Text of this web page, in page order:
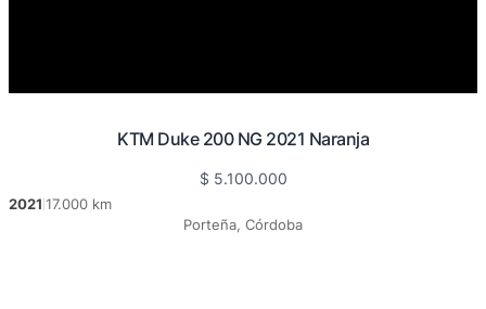
KTM Duke 200 NG 2021 Naranja
$ 5.100.000
2021 17.000 km
Porteña, Córdoba